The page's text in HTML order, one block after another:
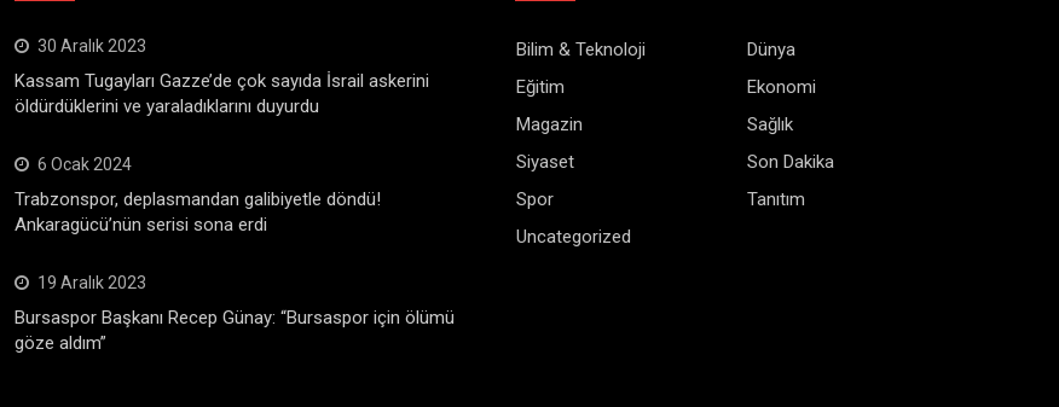
30 Aralık 2023
Kassam Tugayları Gazze’de çok sayıda İsrail askerini
öldürdüklerini ve yaraladıklarını duyurdu
6 Ocak 2024
Trabzonspor, deplasmandan galibiyetle döndü!
Ankaragücü’nün serisi sona erdi
19 Aralık 2023
Bursaspor Başkanı Recep Günay: “Bursaspor için ölümü
göze aldım”
Bilim & Teknoloji
Dünya
Eğitim
Ekonomi
Magazin
Sağlık
Siyaset
Son Dakika
Spor
Tanıtım
Uncategorized